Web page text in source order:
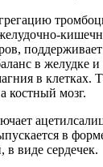
в желудке и
в клетках.
костный мозг.
в
в виде сердечек.